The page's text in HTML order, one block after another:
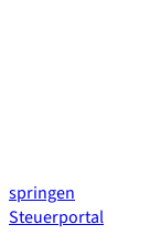
springen
Steuerportal